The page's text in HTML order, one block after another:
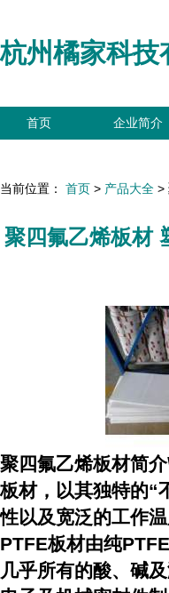
杭州橘家科技
首页 企业简介
当前位置： 首页 > 产品大全 >
聚四氟乙烯板材
聚四氟乙烯板材简
板材，以其独特的“
性以及宽泛的工作
PTFE板材由纯
几乎所有的酸、碱